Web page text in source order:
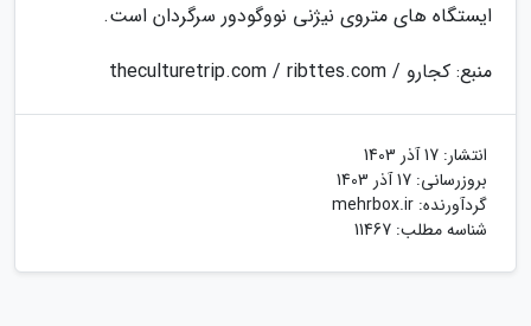
ایستگاه های متروی نیژنی نووگودور سرگردان است.
منبع: کجارو / theculturetrip.com / ribttes.com
انتشار: 17 آذر 1403
بروزرسانی: 17 آذر 1403
گردآورنده: mehrbox.ir
شناسه مطلب: 11467